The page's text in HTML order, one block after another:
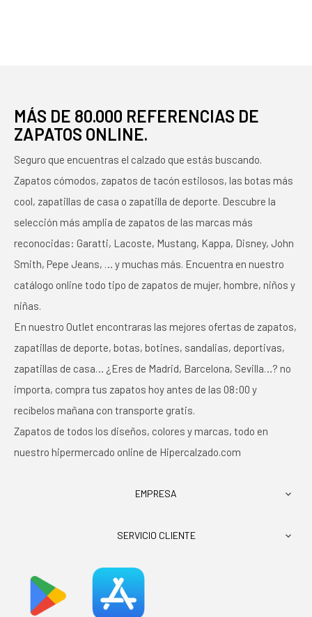
MÁS DE 80.000 REFERENCIAS DE
ZAPATOS ONLINE.
Seguro que encuentras el calzado que estás buscando.
Zapatos cómodos, zapatos de tacón estilosos, las botas más
cool, zapatillas de casa o zapatilla de deporte. Descubre la
selección más amplia de zapatos de las marcas más
reconocidas: Garatti, Lacoste, Mustang, Kappa, Disney, John
Smith, Pepe Jeans, … y muchas más. Encuentra en nuestro
catálogo online todo tipo de zapatos de mujer, hombre, niños y
niñas.
En nuestro Outlet encontraras las mejores ofertas de zapatos,
zapatillas de deporte, botas, botines, sandalias, deportivas,
zapatillas de casa… ¿Eres de Madrid, Barcelona, Sevilla…? no
importa, compra tus zapatos hoy antes de las 08:00 y
recíbelos mañana con transporte gratis.
Zapatos de todos los diseños, colores y marcas, todo en
nuestro hipermercado online de Hipercalzado.com
EMPRESA 
SERVICIO CLIENTE 